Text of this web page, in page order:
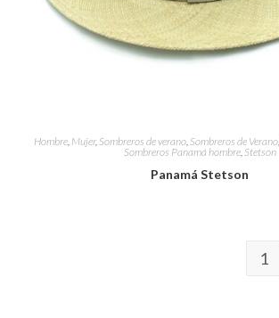
Hombre, Mujer, Sombreros de verano, Sombreros de Verano,
Sombreros Panamá hombre, Stetson
Panamá Stetson
1